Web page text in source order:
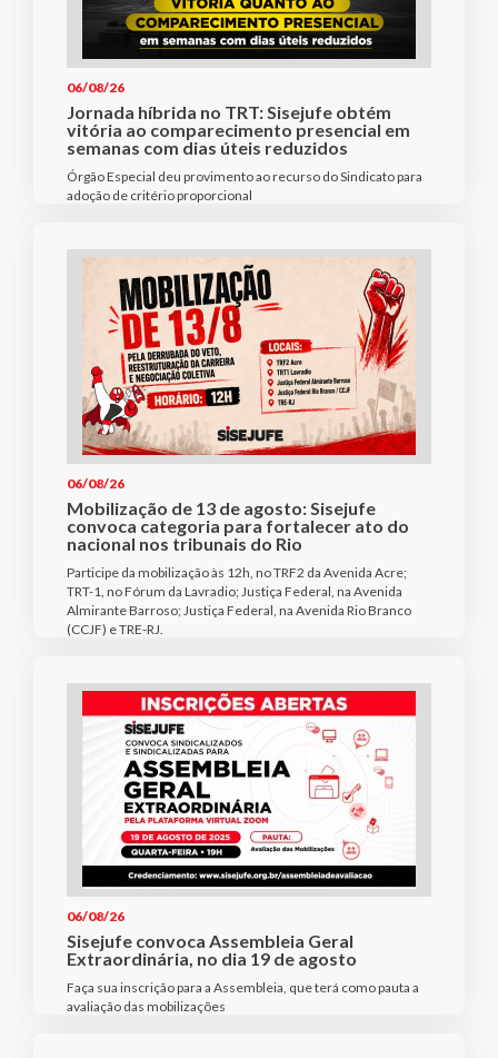
06/08/26
Jornada híbrida no TRT: Sisejufe obtém
vitória ao comparecimento presencial em
semanas com dias úteis reduzidos
Órgão Especial deu provimento ao recurso do Sindicato para
adoção de critério proporcional
06/08/26
Mobilização de 13 de agosto: Sisejufe
convoca categoria para fortalecer ato do
nacional nos tribunais do Rio
Participe da mobilização às 12h, no TRF2 da Avenida Acre;
TRT-1, no Fórum da Lavradio; Justiça Federal, na Avenida
Almirante Barroso; Justiça Federal, na Avenida Rio Branco
(CCJF) e TRE-RJ.
06/08/26
Sisejufe convoca Assembleia Geral
Extraordinária, no dia 19 de agosto
Faça sua inscrição para a Assembleia, que terá como pauta a
avaliação das mobilizações